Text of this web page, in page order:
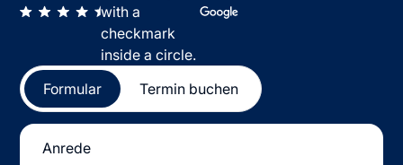
Formular Termin buchen
Anrede